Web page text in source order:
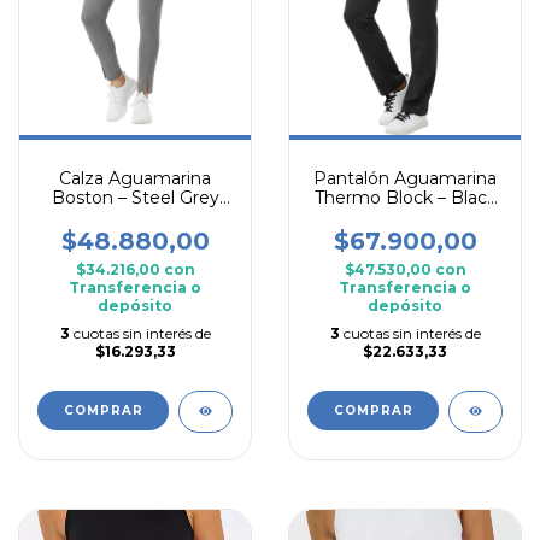
Calza Aguamarina
Boston – Steel Grey
$48.880,00
$34.216,00 con
Transferencia o
depósito
3 cuotas sin interés de
$16.293,33
COMPRAR
Pantalón Aguamarina
Thermo Block – Black
$67.900,00
$47.530,00 con
Transferencia o
depósito
3 cuotas sin interés de
$22.633,33
COMPRAR